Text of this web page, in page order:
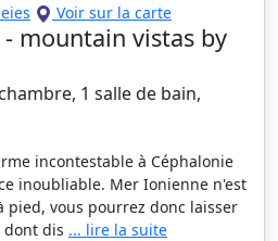
Voir sur la carte
mountain vistas by
1 salle de bain,
incontestable à Céphalonie
inoubliable. Mer Ionienne n'est
pied, vous pourrez donc laisser
dis ... lire la suite